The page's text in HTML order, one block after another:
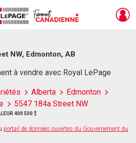
NW, Edmonton, AB
à vendre avec Royal LePage
Alberta
Edmonton
5547 184a Street NW
400 500 $
portail de données ouvertes du Gouvernement du